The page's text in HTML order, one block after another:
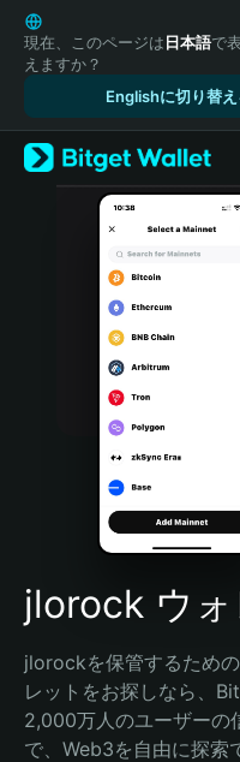
English
日本語
Tiếng Việt
Español (Latinoamérica)
Türkçe
Italiano
Português (Portugal)
Bahasa Indonesia
Português (Brasil)
Español (Argentina)
現在、このページは日本語で
えますか？
Englishに切り替え
jlorock ウォ
jlorockを保管するため
レットをお探しなら、
2,000万人のユーザー
で、Web3を自由に探